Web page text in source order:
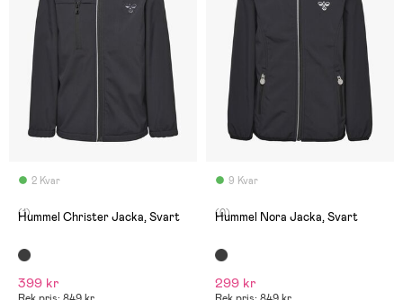
2 Kvar
(1)
Hummel Christer Jacka, Svart
399 kr
9 Kvar
(0)
Hummel Nora Jacka, Svart
299 kr